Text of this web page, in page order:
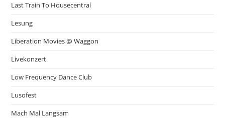
Last Train To Housecentral
Lesung
Liberation Movies @ Waggon
Livekonzert
Low Frequency Dance Club
Lusofest
Mach Mal Langsam